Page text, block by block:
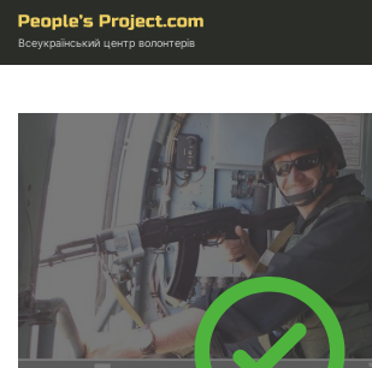
Всеукраїнський центр волонтерів